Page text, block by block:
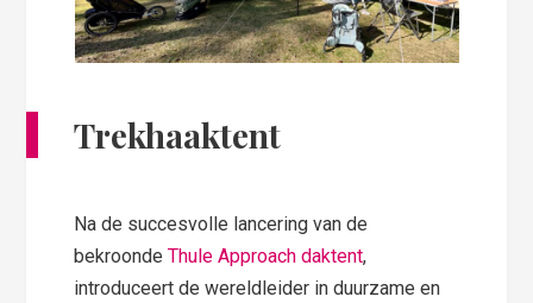
Trekhaaktent
Na de succesvolle lancering van de
bekroondeThule Approach daktent,
introduceert de wereldleider in duurzame en